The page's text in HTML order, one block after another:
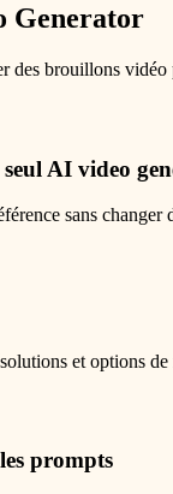
Generator
brouillons
AI video
sans changer
et options de
prompts